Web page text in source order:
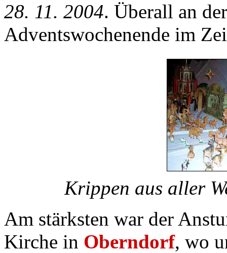
28. 11. 2004. Überall an
Adventswochenende im
Krippen aus aller
Am stärksten war der
Kirche in Oberndorf, wo